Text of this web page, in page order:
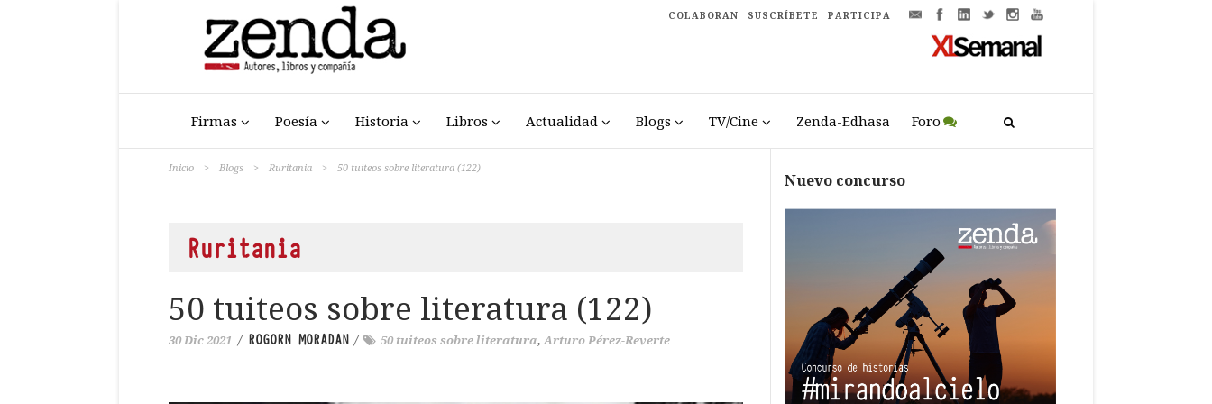
COLABORAN SUSCRÍBETE PARTICIPA
Firmas Poesía Historia Libros Actualidad Blogs TV/Cine Zenda-Edhasa Foro
Inicio > Blogs > Ruritania > 50 tuiteos sobre literatura (122)
Ruritania
50 tuiteos sobre literatura (122)
30 Dic 2021 / ROGORN MORADAN / 50 tuiteos sobre literatura, Arturo Pérez-Reverte
Nuevo concurso